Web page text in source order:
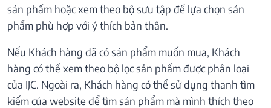
sản phẩm hoặc xem theo bộ sưu tập để lựa chọn sản
phẩm phù hợp với ý thích bản thân.
Nếu Khách hàng đã có sản phẩm muốn mua, Khách
hàng có thể xem theo bộ lọc sản phẩm được phân loại
của IJC. Ngoài ra, Khách hàng có thể sử dụng thanh tìm
kiếm của website để tìm sản phẩm mà mình thích theo